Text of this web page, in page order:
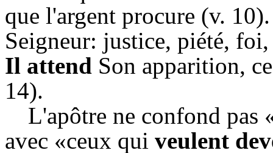
que l'argent procure (v.
Seigneur: justice, piété,
Il attend Son apparition,
14).
L'apôtre ne confond pas
avec «ceux qui veulent